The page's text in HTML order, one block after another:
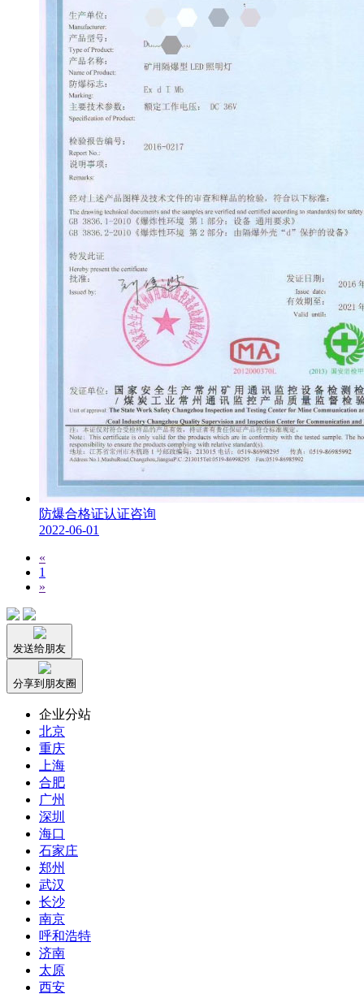
防爆合格证认证咨询
2022-06-01
«
1
»
发送给朋友
分享到朋友圈
企业分站
北京
重庆
上海
合肥
广州
深圳
海口
石家庄
郑州
武汉
长沙
南京
呼和浩特
济南
太原
西安